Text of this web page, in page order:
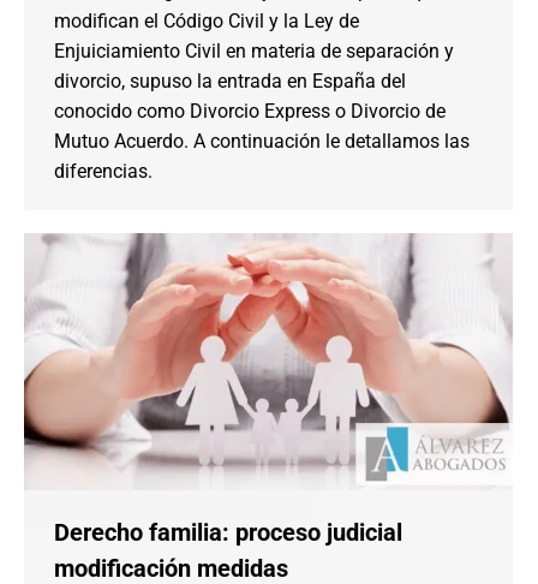
modifican el Código Civil y la Ley de
Enjuiciamiento Civil en materia de separación y
divorcio, supuso la entrada en España del
conocido como Divorcio Express o Divorcio de
Mutuo Acuerdo. A continuación le detallamos las
diferencias.
Derecho familia: proceso judicial
modificación medidas